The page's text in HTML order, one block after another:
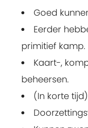
Goed
Eerder
primitief kamp.
Kaart-,
beheersen.
(In korte